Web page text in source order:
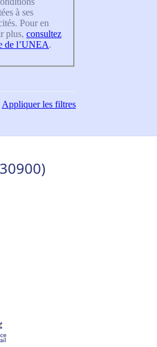
à ses
Pour en
plus, consultez
de l’UNEA.
Appliquerles filtres